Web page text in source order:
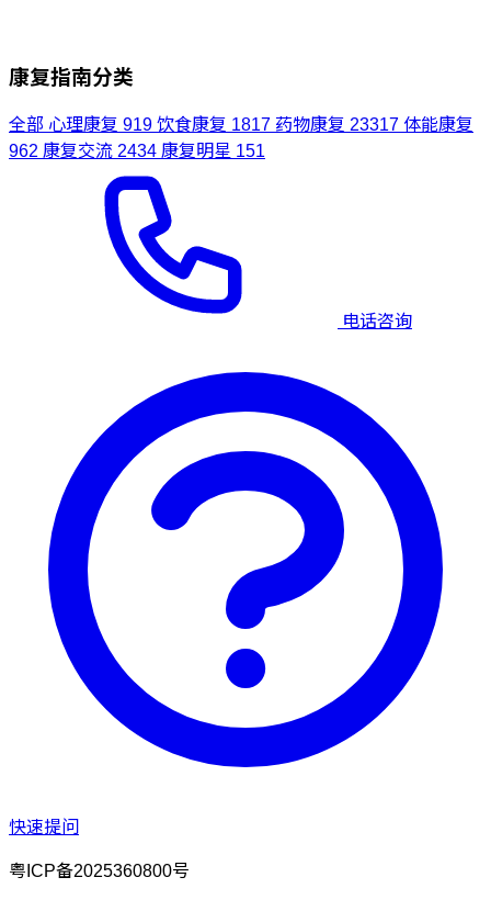
康复指南分类
全部 心理康复 919饮食康复 1817 药物康复 23317 体能康复
962康复交流2434康复明星 151
电话咨询
快速提问
粤ICP备2025360800号